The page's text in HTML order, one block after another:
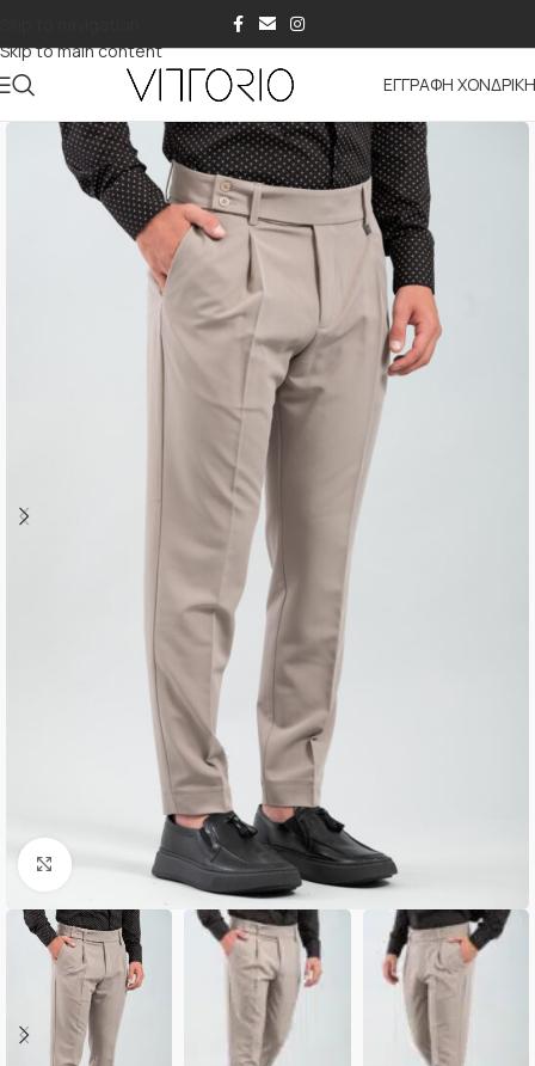
Skip to main content
ΕΓΓΡΑΦΗ
Κλικ για μεγέθυνση